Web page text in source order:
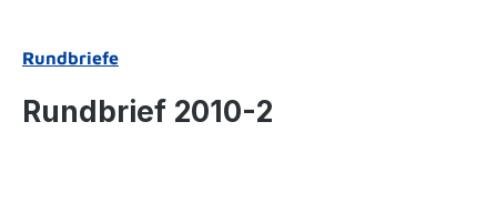
Rundbriefe
Rundbrief 2010-2